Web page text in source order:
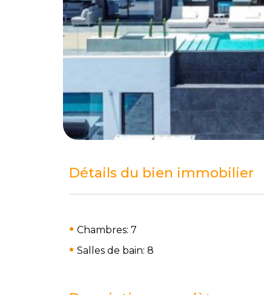
Détails du bien immobilier
Chambres: 7
Salles de bain: 8